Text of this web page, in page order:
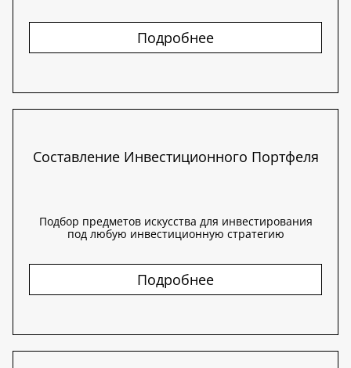
Подробнее
Составление Инвестиционного Портфеля
Подбор предметов искусства для инвестирования
под любую инвестиционную стратегию
Подробнее